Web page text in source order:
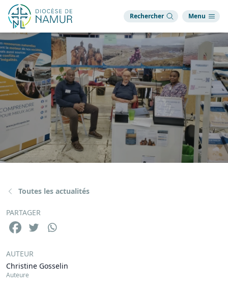
Rechercher Menu
Toutes les actualités
PARTAGER
AUTEUR
Christine Gosselin
Auteure